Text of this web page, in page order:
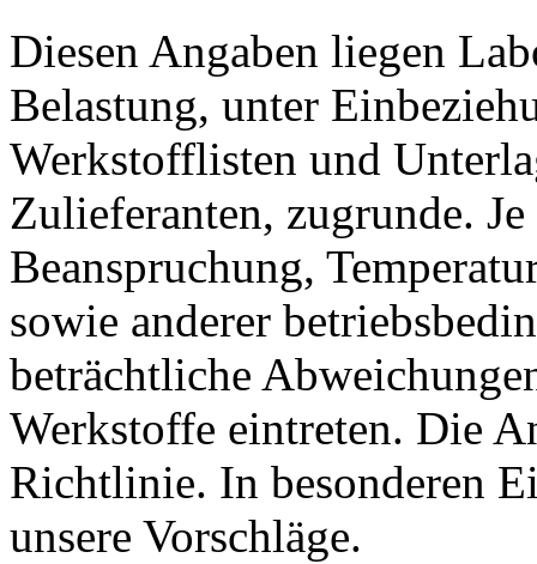
Diesen Angaben liegen
Belastung, unter
Werkstofflisten und
Zulieferanten, zugrunde.
Beanspruchung,
sowie anderer
beträchtliche
Werkstoffe eintreten. Die
Richtlinie. In besonderen
unsere Vorschläge.